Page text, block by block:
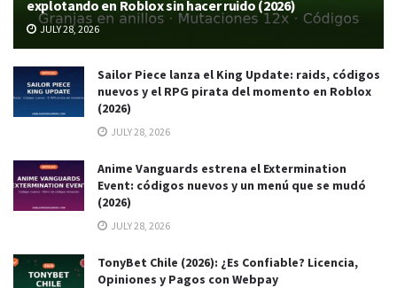
explotando en Roblox sin hacer ruido (2026)
JULY 28, 2026
Sailor Piece lanza el King Update: raids, códigos
nuevos y el RPG pirata del momento en Roblox
(2026)
JULY 28, 2026
Anime Vanguards estrena el Extermination
Event: códigos nuevos y un menú que se mudó
(2026)
JULY 28, 2026
TonyBet Chile (2026): ¿Es Confiable? Licencia,
Opiniones y Pagos con Webpay